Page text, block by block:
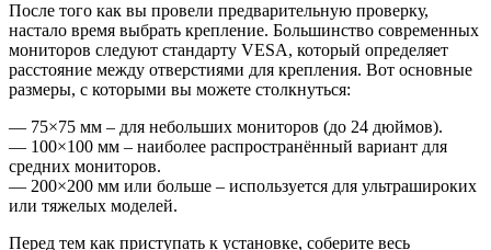
После того как вы провели предварительную проверку,
настало время выбрать крепление. Большинство современных
мониторов следуют стандарту VESA, который определяет
расстояние между отверстиями для крепления. Вот основные
размеры, с которыми вы можете столкнуться:
— 75×75 мм – для небольших мониторов (до 24 дюймов).
— 100×100 мм – наиболее распространённый вариант для
средних мониторов.
— 200×200 мм или больше – используется для ультрашироких
или тяжелых моделей.
Перед тем как приступать к установке, соберите весь